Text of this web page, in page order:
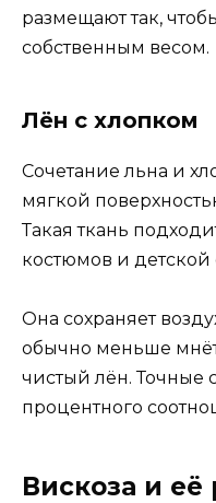
размещают так,
собственным весом.
Лён с хлопком
Сочетание льна и
мягкой
Такая ткань
костюмов и
Она сохраняет
обычно меньше
чистый лён. Точные
процентного
Вискоза и её